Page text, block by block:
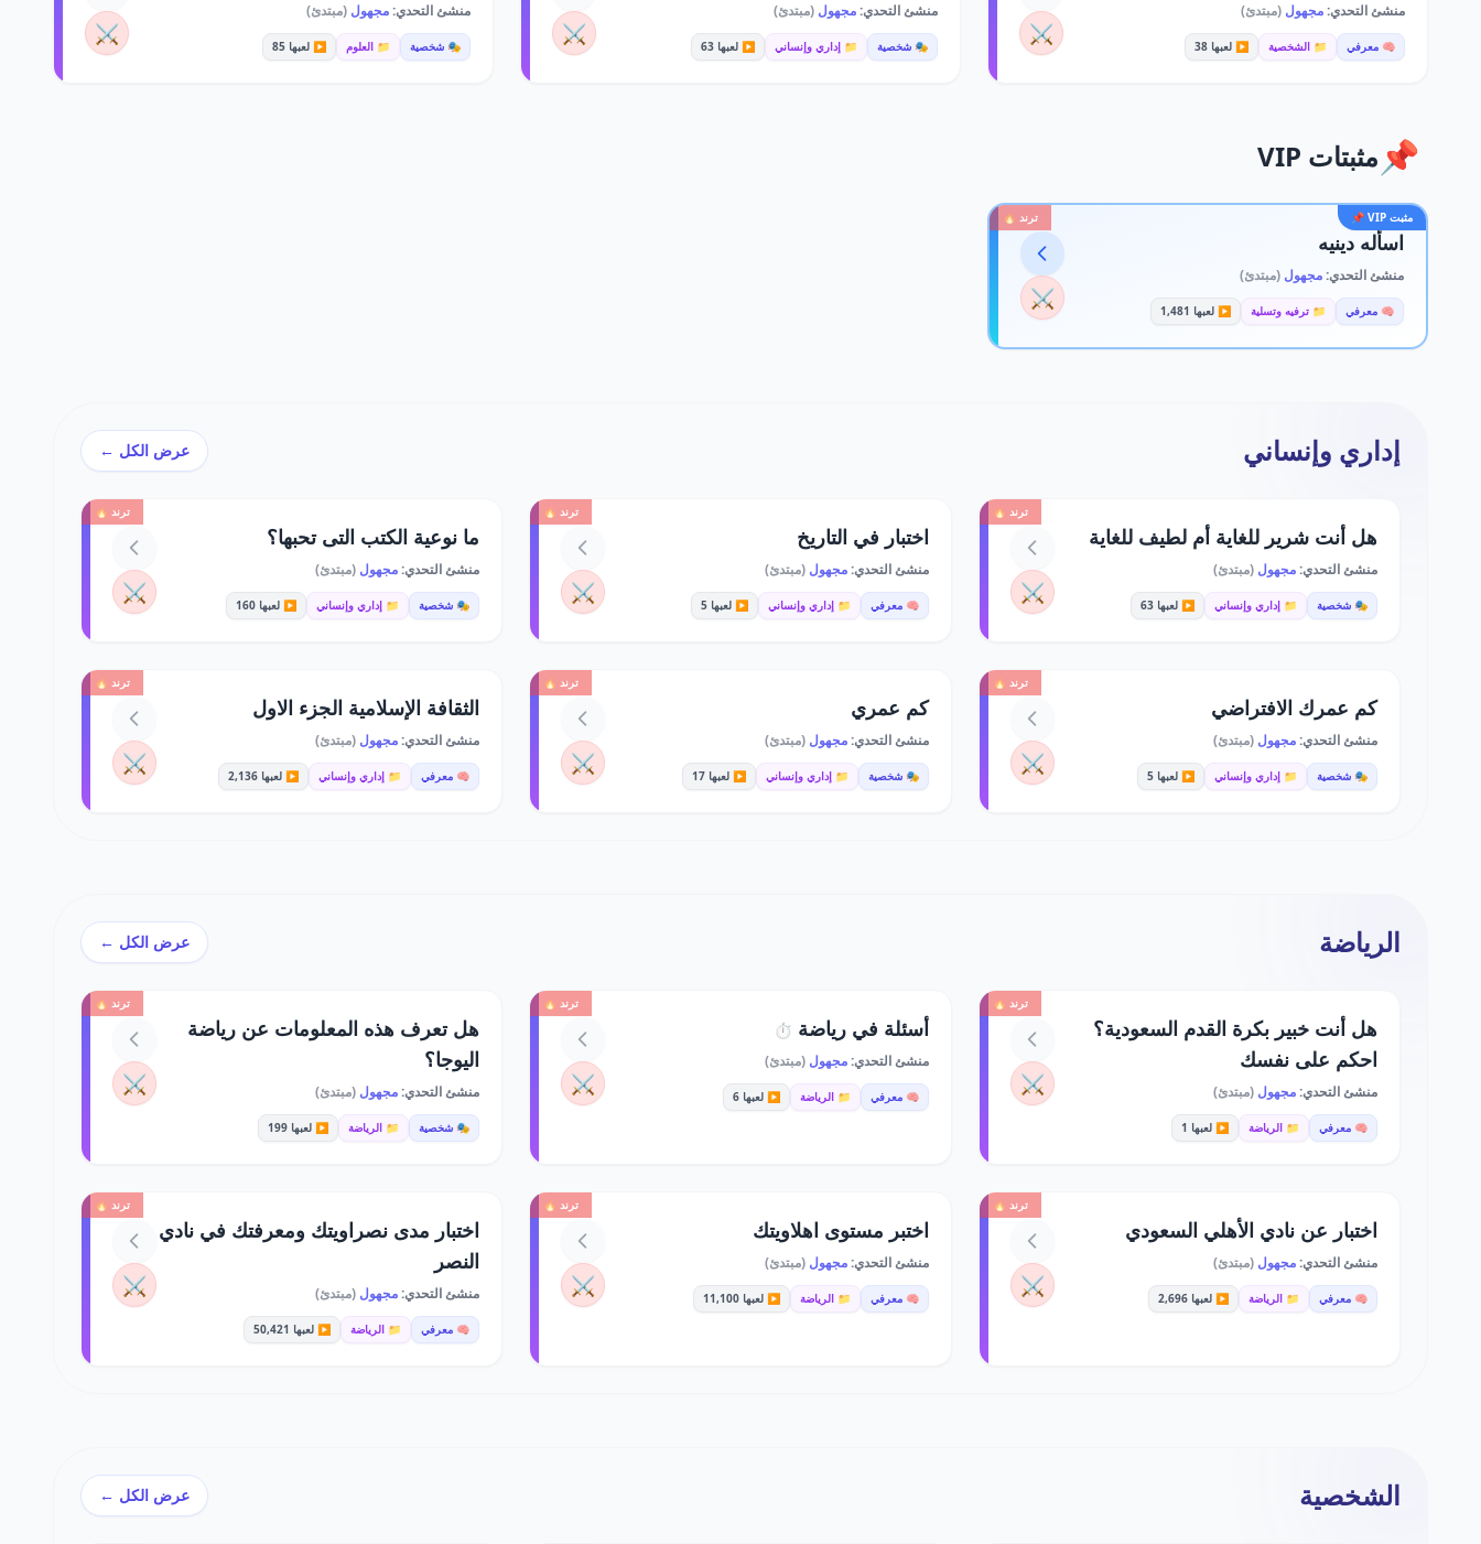
منشئ التحدي:مجهول (مبتدئ)
🧠 معرفي 📁 الشخصية ▶️ لعبها 38 ⚔️
منشئ التحدي:مجهول (مبتدئ)
🎭 شخصية 📁 إداري وإنساني ▶️ لعبها 63 ⚔️
منشئ التحدي:مجهول (مبتدئ)
🎭 شخصية 📁 العلوم ▶️ لعبها 85 ⚔️
📌 مثبتات VIP
مثبت VIP 📌 ترند 🔥
اسأله دينيه
منشئ التحدي:مجهول (مبتدئ)
🧠 معرفي 📁 ترفيه وتسلية ▶️ لعبها 1,481 ⚔️
إداري وإنساني عرض الكل ←
ترند 🔥
هل أنت شرير للغاية أم لطيف للغاية
منشئ التحدي:مجهول (مبتدئ)
🎭 شخصية 📁 إداري وإنساني ▶️ لعبها 63 ⚔️
ترند 🔥
اختبار في التاريخ
منشئ التحدي:مجهول(مبتدئ)
🧠 معرفي 📁 إداري وإنساني ▶️ لعبها 5 ⚔️
ترند 🔥
ما نوعية الكتب التى تحبها؟
منشئ التحدي:مجهول (مبتدئ)
🎭 شخصية 📁 إداري وإنساني ▶️ لعبها 160 ⚔️
ترند 🔥
كم عمرك الافتراضي
منشئ التحدي:مجهول (مبتدئ)
🎭 شخصية 📁 إداري وإنساني ▶️ لعبها 5 ⚔️
ترند 🔥
كم عمري
منشئ التحدي:مجهول(مبتدئ)
🎭 شخصية 📁 إداري وإنساني ▶️ لعبها 17 ⚔️
ترند 🔥
الثقافة الإسلامية الجزء الاول
منشئ التحدي:مجهول (مبتدئ)
🧠 معرفي 📁 إداري وإنساني ▶️ لعبها 2,136 ⚔️
الرياضة عرض الكل ←
ترند 🔥
هل أنت خبير بكرة القدم السعودية؟
احكم على نفسك
منشئ التحدي:مجهول (مبتدئ)
🧠 معرفي 📁 الرياضة ▶️ لعبها 1
⚔️
ترند 🔥
أسئلة في رياضة ⏱️
منشئ التحدي:مجهول(مبتدئ)
🧠 معرفي 📁 الرياضة ▶️ لعبها 6 ⚔️
ترند 🔥
هل تعرف هذه المعلومات عن رياضة
اليوجا؟
منشئ التحدي:مجهول (مبتدئ)
🎭 شخصية 📁 الرياضة ▶️ لعبها 199
⚔️
ترند 🔥
اختبار عن نادي الأهلي السعودي
منشئ التحدي:مجهول (مبتدئ)
🧠 معرفي 📁 الرياضة ▶️ لعبها 2,696 ⚔️
ترند 🔥
اختبر مستوى اهلاويتك
منشئ التحدي:مجهول(مبتدئ)
🧠 معرفي 📁 الرياضة ▶️ لعبها 11,100 ⚔️
ترند 🔥
اختبار مدى نصراويتك ومعرفتك في نادي
النصر
منشئ التحدي:مجهول (مبتدئ)
🧠 معرفي 📁 الرياضة ▶️ لعبها 50,421
⚔️
الشخصية عرض الكل ←